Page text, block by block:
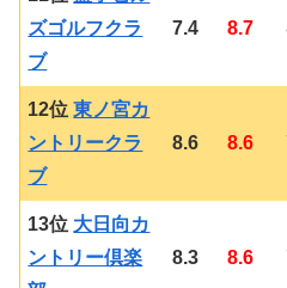
ズゴルフクラ
ブ
7.4 8.7
12位東ノ宮カ
ントリークラ
ブ
8.6 8.6
13位 大日向カ
ントリー倶楽
8.3 8.6